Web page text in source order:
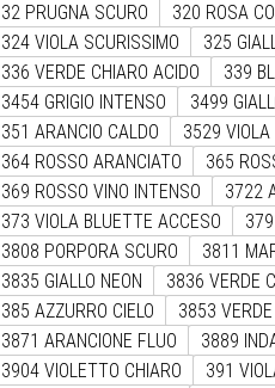
32 PRUGNA SCURO
320 ROSA
324 VIOLA SCURISSIMO
325
336 VERDE CHIARO ACIDO
339
3454 GRIGIO INTENSO
3499
351 ARANCIO CALDO
3529 VIOLA
364 ROSSO ARANCIATO
365
369 ROSSO VINO INTENSO
3722
373 VIOLA BLUETTE ACCESO
3808 PORPORA SCURO
3811
3835 GIALLO NEON
3836 VERDE
385 AZZURRO CIELO
3853 VERDE
3871 ARANCIONE FLUO
3889
3904 VIOLETTO CHIARO
391